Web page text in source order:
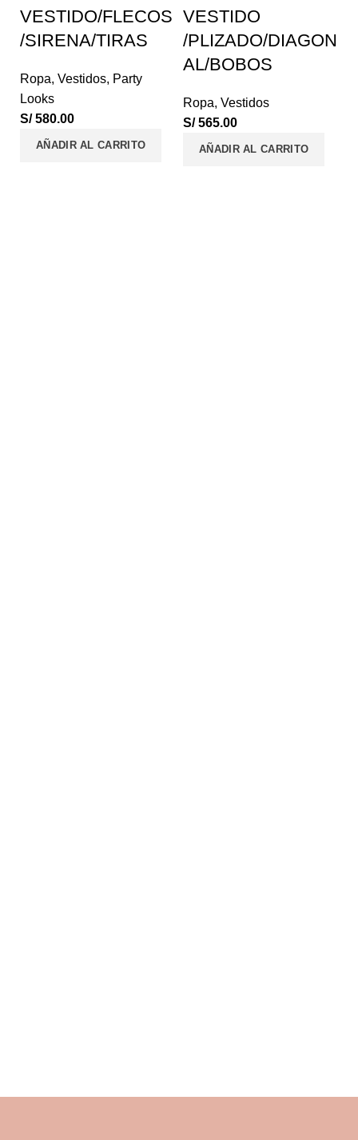
VESTIDO/FLECOS
/SIRENA/TIRAS
Ropa, Vestidos, Party
Looks
S/580.00
AÑADIR AL CARRITO
VESTIDO
/PLIZADO/DIAGON
AL/BOBOS
Ropa, Vestidos
S/565.00
AÑADIR AL CARRITO